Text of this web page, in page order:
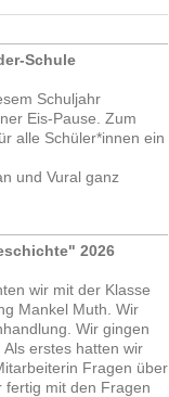
Schule
Schuljahr
Eis-Pause. Zum
alle Schüler*innen ein
und Vural ganz
2026
wir mit der Klasse
Mankel Muth. Wir
Wir gingen
erstes hatten wir
Fragen über
fertig mit den Fragen